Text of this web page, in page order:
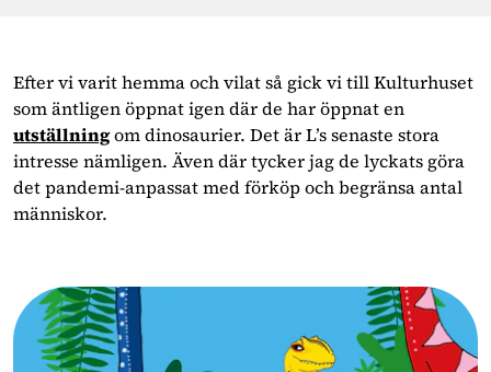
Efter vi varit hemma och vilat så gick vi till Kulturhuset
som äntligen öppnat igen där de har öppnat en
utställningom dinosaurier. Det är L’s senaste stora
intresse nämligen. Även där tycker jag de lyckats göra
det pandemi-anpassat med förköp och begränsa antal
människor.